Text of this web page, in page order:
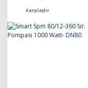
Karşılaştır